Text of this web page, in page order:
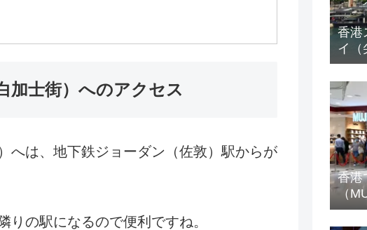
加士街）へのアクセス
へは、地下鉄ジョーダン（佐敦）駅からが
りの駅になるので便利ですね。
香港
イ（
ケッ
香港
（
トア